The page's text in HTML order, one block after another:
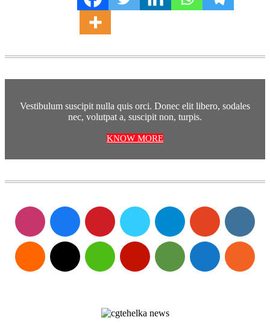
Vestibulum suscipit nulla quis orci. Donec elit libero, sodales
nec, volutpat a, suscipit non, turpis.
KNOW MORE